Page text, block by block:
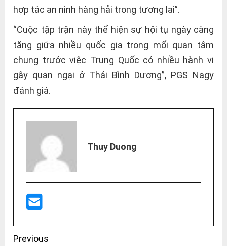
hợp tác an ninh hàng hải trong tương lai”.
“Cuộc tập trận này thể hiện sự hội tụ ngày càng
tăng giữa nhiều quốc gia trong mối quan tâm
chung trước việc Trung Quốc có nhiều hành vi
gây quan ngại ở Thái Bình Dương”, PGS Nagy
đánh giá.
Thuy Duong
Post
Previous